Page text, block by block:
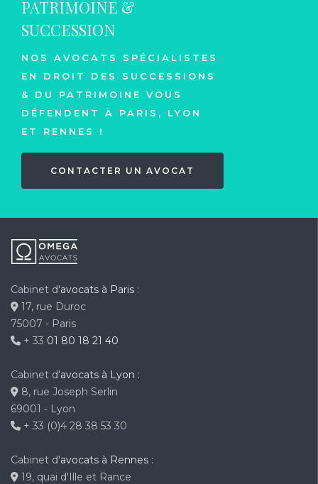
PATRIMOINE &
SUCCESSION
NOS AVOCATS SPÉCIALISTES
EN DROIT DES SUCCESSIONS
& DU PATRIMOINE VOUS
DÉFENDENT À PARIS, LYON
ET RENNES !
CONTACTER UN AVOCAT
Cabinet d'avocats à Paris :
17, rue Duroc
75007 - Paris
+ 33 01 80 18 21 40
Cabinet d'avocats à Lyon :
8, rue Joseph Serlin
69001 - Lyon
+ 33 (0)4 28 38 53 30
Cabinet d'avocats à Rennes :
19, quai d'Ille et Rance